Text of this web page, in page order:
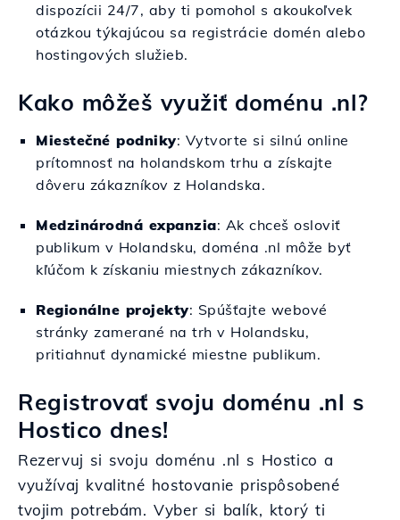
dispozícii 24/7, aby ti pomohol s akoukoľvek
otázkou týkajúcou sa registrácie domén alebo
hostingových služieb.
Kako môžeš využiť doménu .nl?
Miestečné podniky: Vytvorte si silnú online
prítomnosť na holandskom trhu a získajte
dôveru zákazníkov z Holandska.
Medzinárodná expanzia: Ak chceš osloviť
publikum v Holandsku, doména .nl môže byť
kľúčom k získaniu miestnych zákazníkov.
Regionálne projekty: Spúšťajte webové
stránky zamerané na trh v Holandsku,
pritiahnuť dynamické miestne publikum.
Registrovať svoju doménu .nl s
Hostico dnes!
Rezervuj si svoju doménu .nl s Hostico a
využívaj kvalitné hostovanie prispôsobené
tvojim potrebám. Vyber si balík, ktorý ti